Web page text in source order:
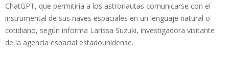
ChatGPT, que permitiría a los astronautas comunicarse con el
instrumental de sus naves espaciales en un lenguaje natural o
cotidiano, según informa Larissa Suzuki, investigadora visitante
de la agencia espacial estadounidense.